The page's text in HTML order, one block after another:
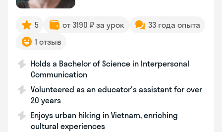
5 от 3190 ₽ за урок
33 года опыта
1 отзыв
Holds a Bachelor of Science in Interpersonal
Communication
Volunteered as an educator's assistant for over
20 years
Enjoys urban hiking in Vietnam, enriching
cultural experiences